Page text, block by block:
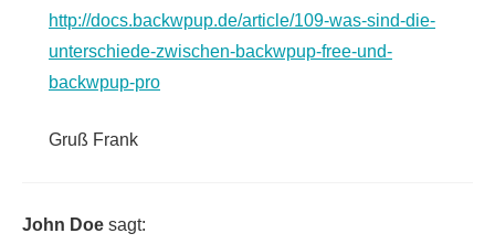
http://docs.backwpup.de/article/109-was-sind-die-
unterschiede-zwischen-backwpup-free-und-
backwpup-pro
Gruß Frank
John Doe sagt: